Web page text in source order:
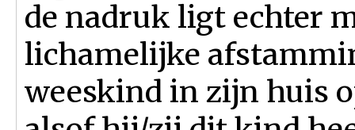
de nadruk ligt echter
lichamelijke
weeskind in zijn huis